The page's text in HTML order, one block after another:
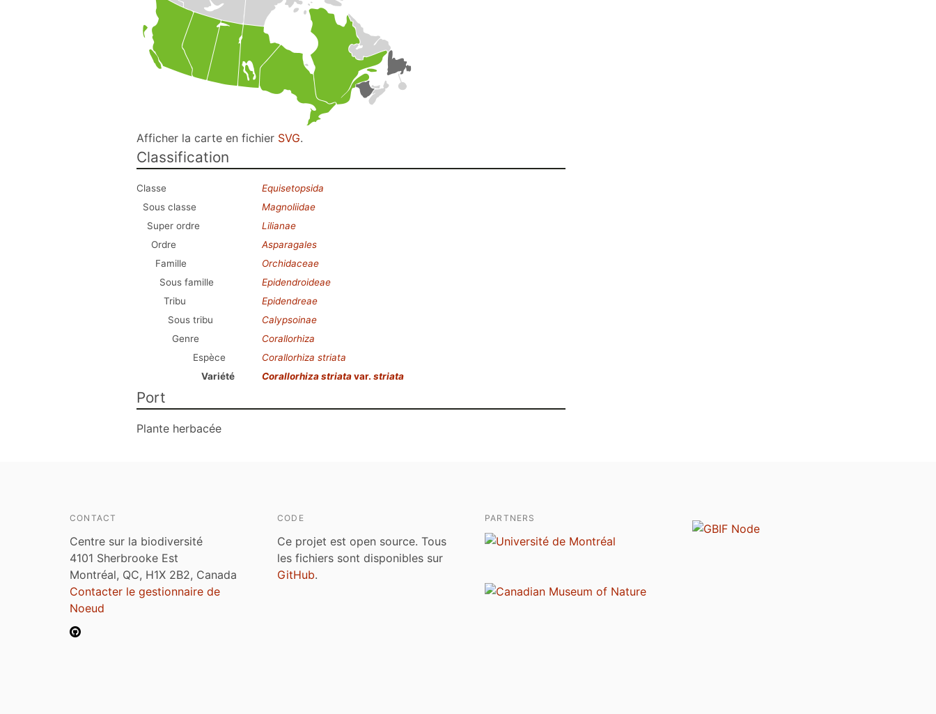
Afficher la carte en fichier SVG.
Classification
Classe
Equisetopsida
Sous classe
Magnoliidae
Super ordre
Lilianae
Ordre
Asparagales
Famille
Orchidaceae
Sous famille
Epidendroideae
Tribu
Epidendreae
Sous tribu
Calypsoinae
Genre
Corallorhiza
Espèce
Corallorhiza striata
Variété
Corallorhiza striatavar. striata
Port
Plante herbacée
CONTACT
Centre sur la biodiversité
4101 Sherbrooke Est
Montréal, QC, H1X 2B2, Canada
Contacter le gestionnaire de
Noeud
CODE
Ce projet est open source. Tous
les fichiers sont disponibles sur
GitHub.
PARTNERS